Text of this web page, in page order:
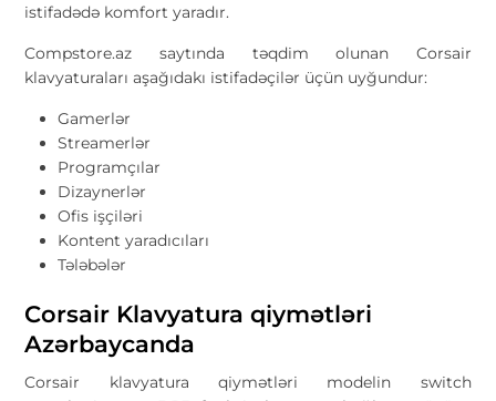
istifadədə komfort yaradır.
Compstore.az saytında təqdim olunan Corsair
klavyaturaları aşağıdakı istifadəçilər üçün uyğundur:
Gamerlər
Streamerlər
Programçılar
Dizaynerlər
Ofis işçiləri
Kontent yaradıcıları
Tələbələr
Corsair Klavyatura qiymətləri
Azərbaycanda
Corsair klavyatura qiymətləri modelin switch